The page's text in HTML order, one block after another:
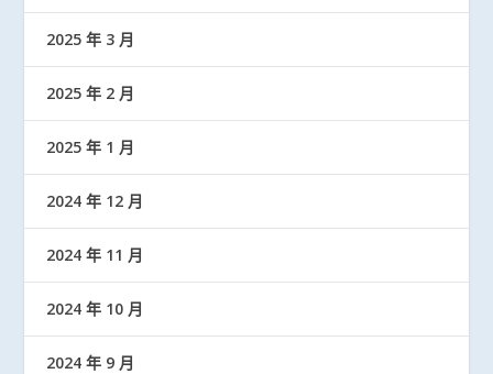
2025 年 3 月
2025 年 2 月
2025 年 1 月
2024 年 12 月
2024 年 11 月
2024 年 10 月
2024 年 9 月